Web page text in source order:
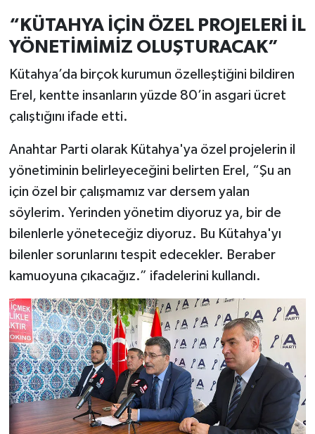
“KÜTAHYA İÇİN ÖZEL PROJELERİ İL
YÖNETİMİMİZ OLUŞTURACAK”
Kütahya’da birçok kurumun özelleştiğini bildiren
Erel, kentte insanların yüzde 80’in asgari ücret
çalıştığını ifade etti.
Anahtar Parti olarak Kütahya'ya özel projelerin il
yönetiminin belirleyeceğini belirten Erel, “Şu an
için özel bir çalışmamız var dersem yalan
söylerim. Yerinden yönetim diyoruz ya, bir de
bilenlerle yöneteceğiz diyoruz. Bu Kütahya'yı
bilenler sorunlarını tespit edecekler. Beraber
kamuoyuna çıkacağız.” ifadelerini kullandı.